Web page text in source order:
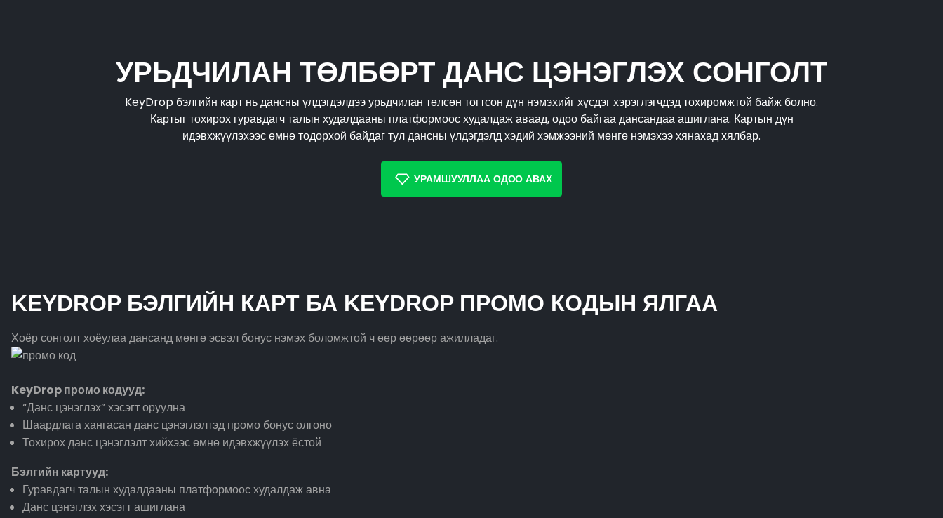
УРЬДЧИЛАН ТӨЛБӨРТ ДАНС ЦЭНЭГЛЭХ СОНГОЛТ
KeyDrop бэлгийн карт нь дансны үлдэгдэлдээ урьдчилан төлсөн тогтсон дүн нэмэхийг хүсдэг хэрэглэгчдэд тохиромжтой байж болно.
Картыг тохирох гуравдагч талын худалдааны платформоос худалдаж аваад, одоо байгаа дансандаа ашиглана. Картын дүн
идэвхжүүлэхээс өмнө тодорхой байдаг тул дансны үлдэгдэлд хэдий хэмжээний мөнгө нэмэхээ хянахад хялбар.
УРАМШУУЛЛАА ОДОО АВАХ
KEYDROP БЭЛГИЙН КАРТ БА KEYDROP ПРОМО КОДЫН ЯЛГАА
Хоёр сонголт хоёулаа дансанд мөнгө эсвэл бонус нэмэх боломжтой ч өөр өөрөөр ажилладаг.
KeyDrop промо кодууд:
“Данс цэнэглэх” хэсэгт оруулна
Шаардлага хангасан данс цэнэглэлтэд промо бонус олгоно
Тохирох данс цэнэглэлт хийхээс өмнө идэвхжүүлэх ёстой
Бэлгийн картууд:
Гуравдагч талын худалдааны платформоос худалдаж авна
Данс цэнэглэх хэсэгт ашиглана